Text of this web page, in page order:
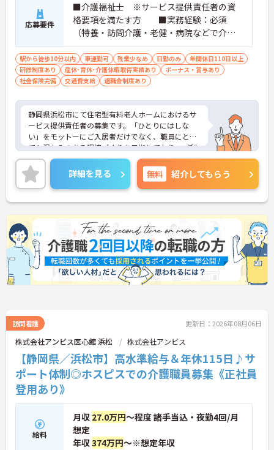
応募要件
■介護福祉士 ※サービス提供責任者の資
格要項を満たす方 ■実務経験：必須
（特養・訪問介護・老健・病院などで介護
の実務経験が3年程度ある方）☆サ責未経験
スタートの実績多数☆
駅から徒歩10分以内 車通勤可 残業少なめ 日勤のみ
年間休日110日以上
研修制度あり
産休･育休･介護休暇取得実績あり
ボーナス・賞与あり
社会保険完備
交通費支給 退職金制度あり
静岡県浜松市にて住宅型有料老人ホームにおけるサ
ービス提供責任者の募集です。「ひとりにはしな
い」をモットーにご入居者だけでなく、職員にとっ
ても温かみのある環境づくりを目指しており、ご利
用者一人ひとりに寄り添ってサービスを提供してい
ただける方を募集しています。サービス提供責任者
の経験がなくスタートされた方も多数いらっしゃい
ます。
ご興味のある方には、面接対策ポイントなど、さら
に詳細をお話しいたしますのでお気軽にご相談くだ
さい！
詳細を見る 無料 紹介してもらう
訪問看護 更新日：2026年08月06日
株式会社アンビス医心館 浜松 株式会社アンビス
【静岡県／浜松市】高水準給与＆年休115日♪サ
ポート体制◎ホスピスでの介護職員募集《正社員
登用あり》
給料
月収 27.0万円～程度 諸手当込・夜勤4回/月
想定
年収374万円～※想定年収